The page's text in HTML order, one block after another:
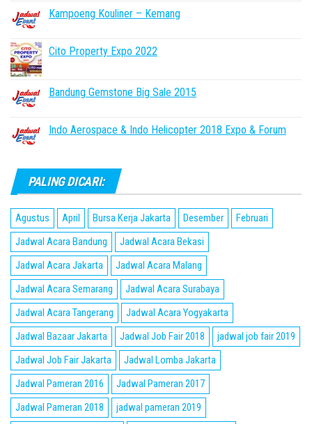
Kampoeng Kouliner – Kemang
Cito Property Expo 2022
Bandung Gemstone Big Sale 2015
Indo Aerospace & Indo Helicopter 2018 Expo & Forum
PALING DICARI:
Agustus April Bursa Kerja Jakarta Desember
Februari
Jadwal Acara Bandung
Jadwal Acara Bekasi
Jadwal Acara Jakarta
Jadwal Acara Malang
Jadwal Acara Semarang
Jadwal Acara Surabaya
Jadwal Acara Tangerang
Jadwal Acara Yogyakarta
Jadwal Bazaar Jakarta
Jadwal Job Fair 2018
jadwal job fair 2019
Jadwal Job Fair Jakarta
Jadwal Lomba Jakarta
Jadwal Pameran 2016
Jadwal Pameran 2017
Jadwal Pameran 2018
jadwal pameran 2019